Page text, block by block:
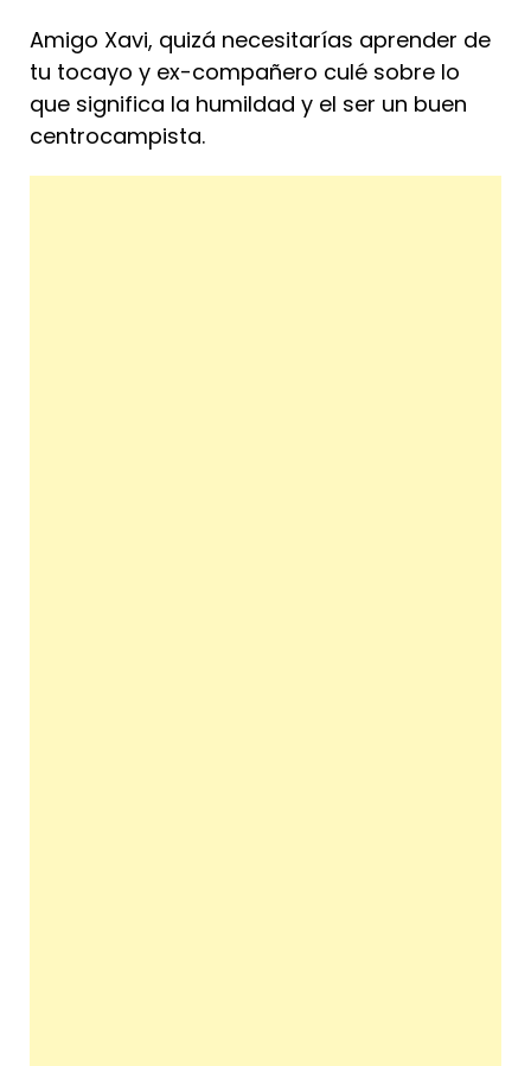
Amigo Xavi, quizá necesitarías aprender de
tu tocayo y ex-compañero culé sobre lo
que significa la humildad y el ser un buen
centrocampista.